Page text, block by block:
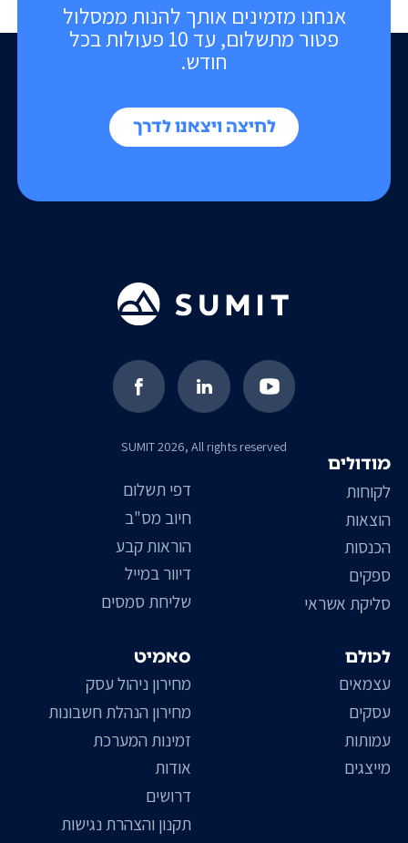
אנחנו מזמינים אותך להנות ממסלול
פטור מתשלום, עד 10 פעולות בכל
חודש.
לחיצה ויצאנו לדרך
SUMIT 2026, All rights reserved
סאמיט
מחירון ניהול עסק
מחירון הנהלת חשבונות
זמינות המערכת
אודות
דרושים
תקנון והצהרת נגישות
דפי תשלום
חיוב מס"ב
הוראות קבע
דיוור במייל
שליחת סמסים
מודולים
לקוחות
הוצאות
הכנסות
ספקים
סליקת אשראי
לכולם
עצמאים
עסקים
עמותות
מייצגים